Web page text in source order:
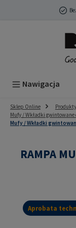
Przejdź do głównej
Nawigacja
Sklep Online Produkty
Mufy / Wkładki
Mufy / Wkładki
RAMPA
Aprobata